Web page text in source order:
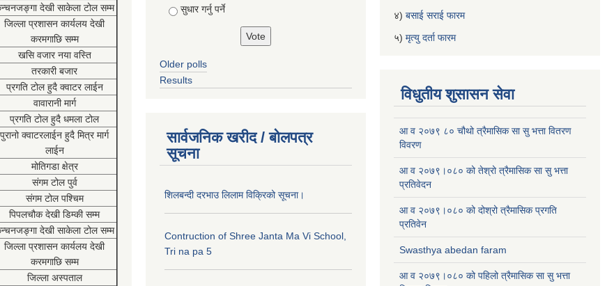
देखी साकेला टोल सम्म
जिल्ला प्रशासन कार्यलय देखी
करमगाछि सम्म
खसि वजार नया वस्ति
तरकारी बजार
प्रगति टोल हुदै क्वाटर लाईन
वावारानी मार्ग
प्रगति टोल हुदै धमला टोल
पुरानो क्वाटरलाईन हुदै मित्र मार्ग
लाईन
मोतिगडा क्षेत्र
संगम टोल पुर्व
संगम टोल पश्चिम
पिपलचौक देखी डिम्की सम्म
देखी साकेला टोल सम्म
जिल्ला प्रशासन कार्यलय देखी
करमगाछि सम्म
जिल्ला अस्पताल
सुधार गर्नु पर्ने
Older polls
Results
सार्वजनिक खरीद / बोलपत्र
सूचना
शिलबन्दी दरभाउ लिलाम विक्रिको सूचना।
Contruction of Shree Janta Ma Vi School,
Tri na pa 5
४) बसाई सराई फारम
५) मृत्यु दर्ता फारम
विधुतीय शुसासन सेवा
आ व २०७९ ८० चौथो त्रैमासिक सा सु भत्ता वितरण
विवरण
आ व २०७९।०८० को तेश्रो त्रैमासिक सा सु भत्ता
प्रतिवेदन
आ व २०७९।०८० को दोश्रो त्रैमासिक प्रगति
प्रतिवेन
Swasthya abedan faram
आ व २०७९।०८० को पहिलो त्रैमासिक सा सु भत्ता